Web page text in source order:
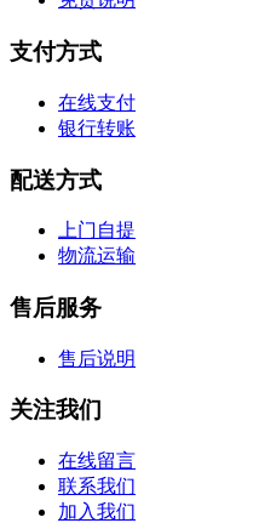
支付方式
在线支付
银行转账
配送方式
上门自提
物流运输
售后服务
售后说明
关注我们
在线留言
联系我们
加入我们